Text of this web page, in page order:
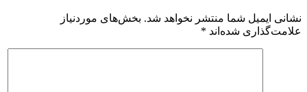
نشانی ایمیل شما منتشر نخواهد شد. بخش‌های موردنیاز
علامت‌گذاری شده‌اند *